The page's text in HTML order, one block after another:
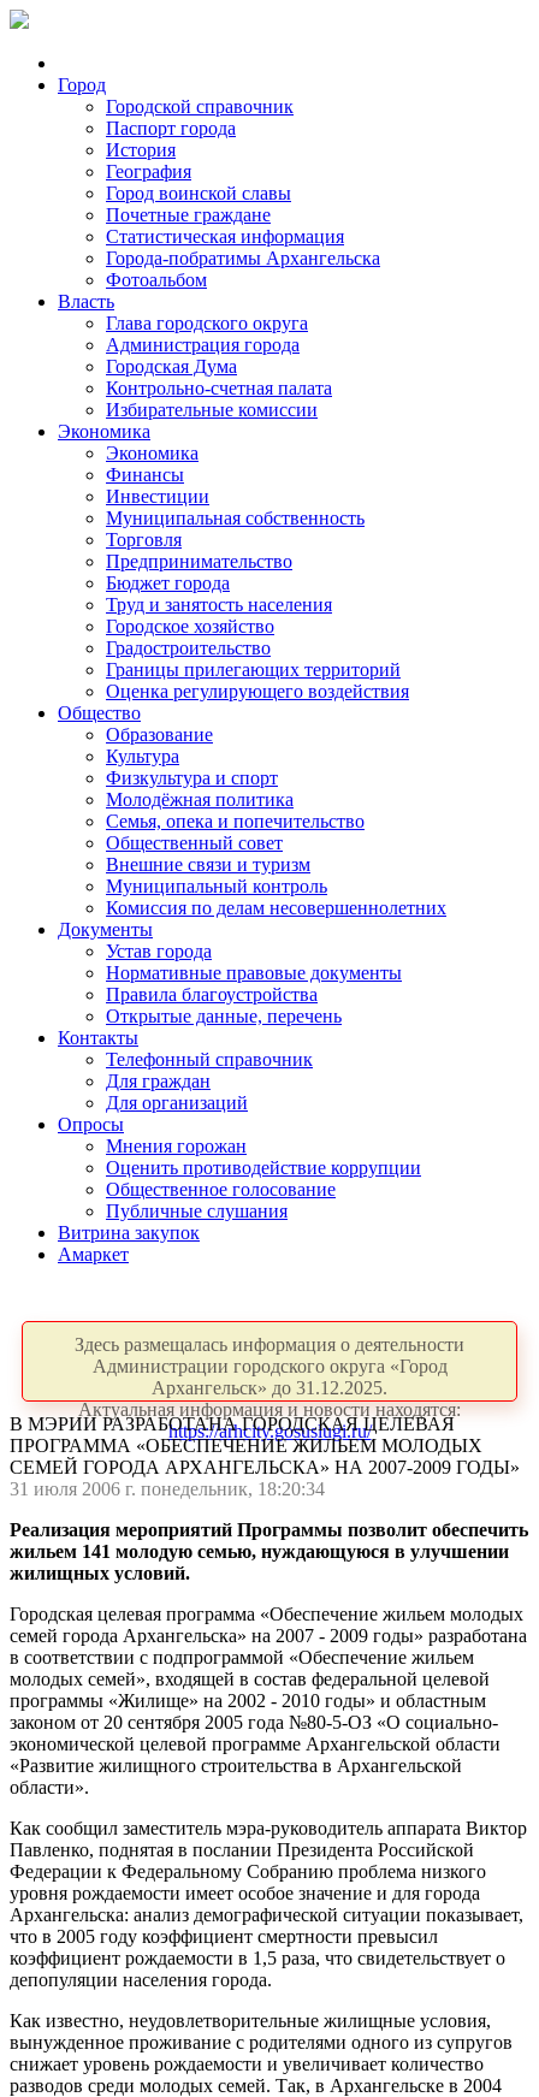
Город
Городской справочник
Паспорт города
История
География
Город воинской славы
Почетные граждане
Статистическая информация
Города-побратимы Архангельска
Фотоальбом
Власть
Глава городского округа
Администрация города
Городская Дума
Контрольно-счетная палата
Избирательные комиссии
Экономика
Экономика
Финансы
Инвестиции
Муниципальная собственность
Торговля
Предпринимательство
Бюджет города
Труд и занятость населения
Городское хозяйство
Градостроительство
Границы прилегающих территорий
Оценка регулирующего воздействия
Общество
Образование
Культура
Физкультура и спорт
Молодёжная политика
Семья, опека и попечительство
Общественный совет
Внешние связи и туризм
Муниципальный контроль
Комиссия по делам несовершеннолетних
Документы
Устав города
Нормативные правовые документы
Правила благоустройства
Открытые данные, перечень
Контакты
Телефонный справочник
Для граждан
Для организаций
Опросы
Мнения горожан
Оценить противодействие коррупции
Общественное голосование
Публичные слушания
Витрина закупок
Амаркет
Здесь размещалась информация о деятельности
Администрации городского округа «Город
Архангельск» до 31.12.2025.
Актуальная информация и новости находятся:
https://arhcity.gosuslugi.ru/
В МЭРИИ РАЗРАБОТАНА ГОРОДСКАЯ ЦЕЛЕВАЯ
ПРОГРАММА «ОБЕСПЕЧЕНИЕ ЖИЛЬЕМ МОЛОДЫХ
СЕМЕЙ ГОРОДА АРХАНГЕЛЬСКА» НА 2007-2009 ГОДЫ»
31 июля 2006 г. понедельник, 18:20:34
Реализация мероприятий Программы позволит обеспечить
жильем 141 молодую семью, нуждающуюся в улучшении
жилищных условий.
Городская целевая программа «Обеспечение жильем молодых
семей города Архангельска» на 2007 - 2009 годы» разработана
в соответствии с подпрограммой «Обеспечение жильем
молодых семей», входящей в состав федеральной целевой
программы «Жилище» на 2002 - 2010 годы» и областным
законом от 20 сентября 2005 года №80-5-ОЗ «О социально-
экономической целевой программе Архангельской области
«Развитие жилищного строительства в Архангельской
области».
Как сообщил заместитель мэра-руководитель аппарата Виктор
Павленко, поднятая в послании Президента Российской
Федерации к Федеральному Собранию проблема низкого
уровня рождаемости имеет особое значение и для города
Архангельска: анализ демографической ситуации показывает,
что в 2005 году коэффициент смертности превысил
коэффициент рождаемости в 1,5 раза, что свидетельствует о
депопуляции населения города.
Как известно, неудовлетворительные жилищные условия,
вынужденное проживание с родителями одного из супругов
снижает уровень рождаемости и увеличивает количество
разводов среди молодых семей. Так, в Архангельске в 2004